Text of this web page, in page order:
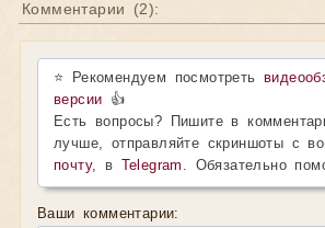
Комментарии (2):
⭐ Рекомендуем посмотреть
версии 👍
Есть вопросы? Пишите в
лучше, отправляйте скриншоты с
почту, в Telegram . Обязательно
Ваши комментарии: